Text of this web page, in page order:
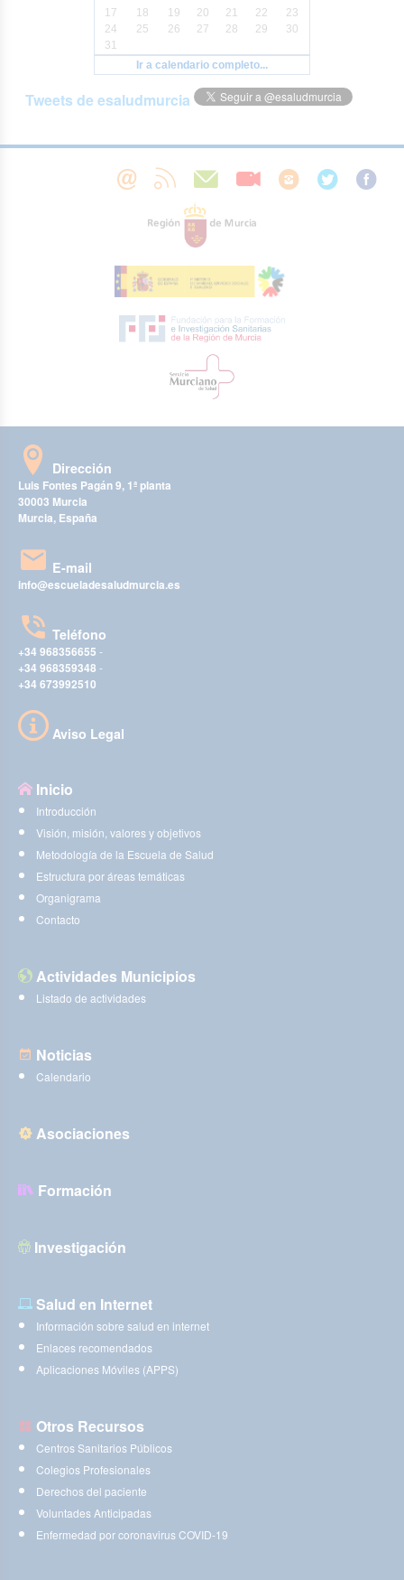
17
18 19 20 21 22
23
24
25 26 27 28 29
30
31
Ir a calendario completo...
Tweets de esaludmurcia
Dirección
Luis Fontes Pagán 9, 1ª planta
30003 Murcia
Murcia, España
E-mail
info@escueladesaludmurcia.es
Teléfono
+34 968356655 -
+34 968359348 -
+34 673992510
Aviso Legal
Inicio
Introducción
Visión, misión, valores y objetivos
Metodología de la Escuela de Salud
Estructura por áreas temáticas
Organigrama
Contacto
Actividades Municipios
Listado de actividades
Noticias
Calendario
Asociaciones
Formación
Investigación
Salud en Internet
Información sobre salud en internet
Enlaces recomendados
Aplicaciones Móviles (APPS)
Otros Recursos
Centros Sanitarios Públicos
Colegios Profesionales
Derechos del paciente
Voluntades Anticipadas
Enfermedad por coronavirus COVID-19